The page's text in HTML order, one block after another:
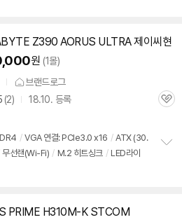
기
Z390 AORUS ULTRA 제이씨현
원 (1몰)
브랜드로그
(상
2) 18.10. 등록
관
/ VGA 연결: PCIe3.0 x16 / ATX (30.
무선랜(Wi-Fi) / M.2 히트싱크 / LED라이
PRIME H310M-K STCOM